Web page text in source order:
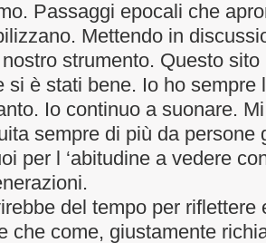
Passaggi epocali che
Mettendo in
strumento. Questo
si è stati bene. Io ho sempre
Io continuo a suonare.
sempre di più da persone
per l ‘abitudine a vedere
del tempo per
che come, giustamente